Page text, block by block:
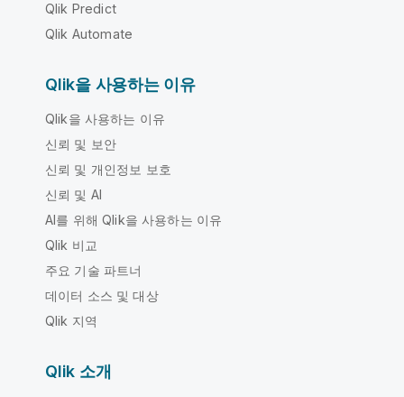
Qlik Predict
Qlik Automate
Qlik을 사용하는 이유
Qlik을 사용하는 이유
신뢰 및 보안
신뢰 및 개인정보 보호
신뢰 및 AI
AI를 위해 Qlik을 사용하는 이유
Qlik 비교
주요 기술 파트너
데이터 소스 및 대상
Qlik 지역
Qlik 소개